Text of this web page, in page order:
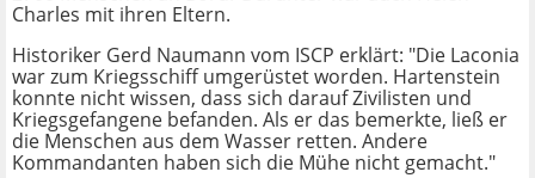
Charles mit ihren Eltern.
Historiker Gerd Naumann vom ISCP erklärt: "Die Laconia
war zum Kriegsschiff umgerüstet worden. Hartenstein
konnte nicht wissen, dass sich darauf Zivilisten und
Kriegsgefangene befanden. Als er das bemerkte, ließ er
die Menschen aus dem Wasser retten. Andere
Kommandanten haben sich die Mühe nicht gemacht."